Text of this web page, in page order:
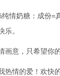
情奶糖：成份=
。
意，只希望你
情的爱！欢快